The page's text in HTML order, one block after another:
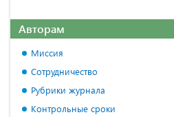
Авторам
Миссия
Сотрудничество
Рубрики журнала
Контрольные сроки